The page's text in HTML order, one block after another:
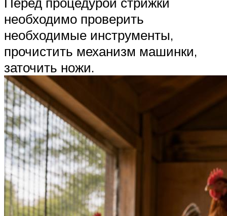
необходимо проверить
необходимые инструменты,
прочистить механизм машинки,
заточить ножи.